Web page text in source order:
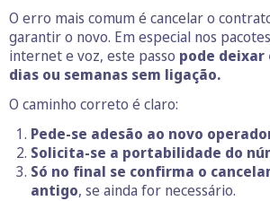
O erro mais comum é cancelar o
garantir o novo. Em especial nos
internet e voz, este passo pode deixar
dias ou semanas sem ligação.
O caminho correto é claro:
Pede-se adesão ao novo
Solicita-se a portabilidade do
Só no final se confirma o
antigo, se ainda for necessário.